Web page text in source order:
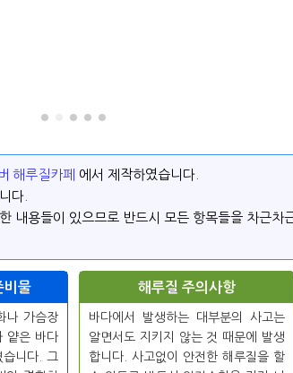
해루질카페
에서 제작하였습니다.
다.
내용들이 있으므로 반드시 모든 항목들을 차근차
비물
나 가슴장
얕은 바다
습니다. 그
해루질 주의사항
바다에서 발생하는 대부분의 사고는
알면서도 지키지 않는 것 때문에 발생
합니다. 사고없이 안전한 해루질을 할